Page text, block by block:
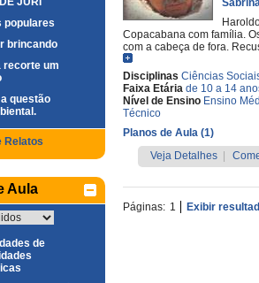
populares
brincando
recorte um
questão
Relatos
Aula
de
Copacabana com família.
com a cabeça de fora.
Disciplinas Ciências
Faixa Etária de 10 a 14
Nível de Ensino Ensino
Técnico
Planos de Aula (1)
Veja Detalhes
Páginas: 1 Exibir